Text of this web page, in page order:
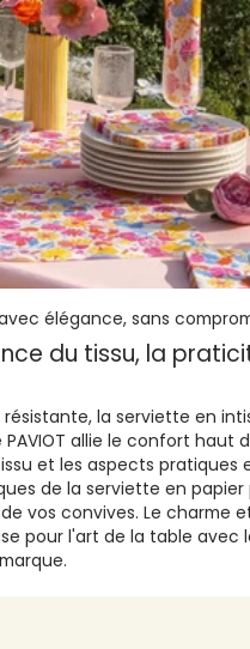
élégance, sans
du tissu, la
la serviette en
PAVIOT allie le confort haut
et les aspects pratiques
de la serviette en papier
vos convives. Le charme
pour l'art de la table avec